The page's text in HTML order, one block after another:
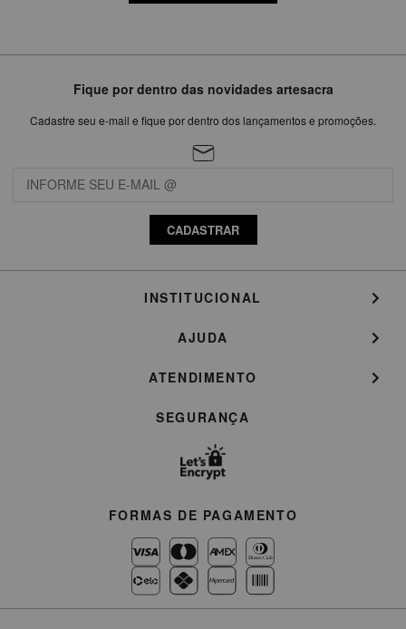
Fique por dentro das novidades artesacra
Cadastre seu e-mail e fique por dentro dos lançamentos e promoções.
CADASTRAR
INSTITUCIONAL
AJUDA
ATENDIMENTO
SEGURANÇA
FORMAS DE PAGAMENTO